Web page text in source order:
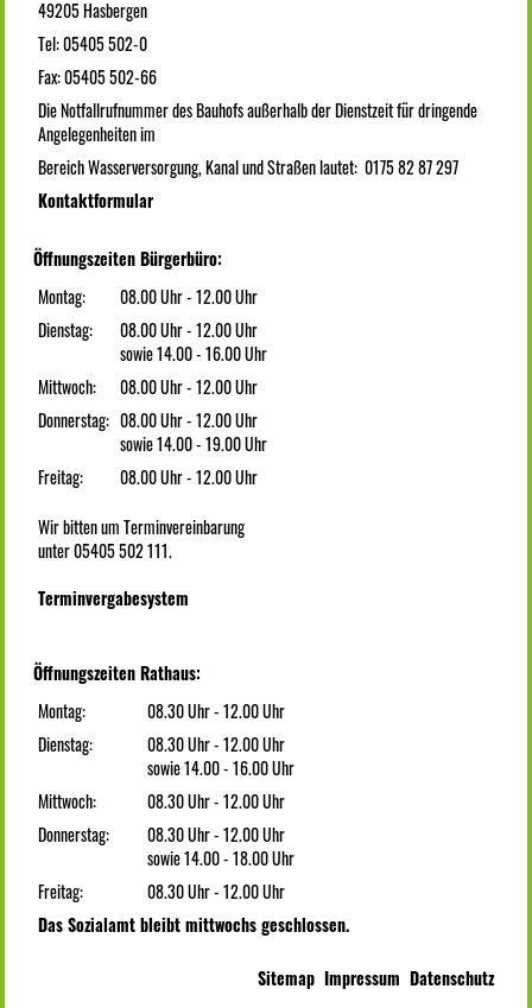
49205 Hasbergen
Tel: 05405 502-0
Fax: 05405 502-66
Die Notfallrufnummer des Bauhofs außerhalb der Dienstzeit für dringende
Angelegenheiten im
Bereich Wasserversorgung, Kanal und Straßen lautet: 0175 82 87 297
Kontaktformular
Öffnungszeiten Bürgerbüro:
Montag:
08.00 Uhr - 12.00 Uhr
Dienstag:
08.00 Uhr - 12.00 Uhr
sowie 14.00 - 16.00 Uhr
Mittwoch:
08.00 Uhr - 12.00 Uhr
Donnerstag: 08.00 Uhr - 12.00 Uhr
sowie 14.00 - 19.00 Uhr
Freitag:
08.00 Uhr - 12.00 Uhr
Wir bitten um Terminvereinbarung
unter 05405 502 111.
Terminvergabesystem
Öffnungszeiten Rathaus:
Montag:
08.30 Uhr - 12.00 Uhr
Dienstag:
08.30 Uhr - 12.00 Uhr
sowie 14.00 - 16.00 Uhr
Mittwoch:
08.30 Uhr - 12.00 Uhr
Donnerstag:
08.30 Uhr - 12.00 Uhr
sowie 14.00 - 18.00 Uhr
Freitag:
08.30 Uhr - 12.00 Uhr
Das Sozialamt bleibt mittwochs geschlossen.
Sitemap Impressum Datenschutz